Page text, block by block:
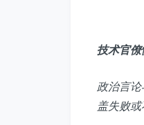
技术官
政治言
盖失败或